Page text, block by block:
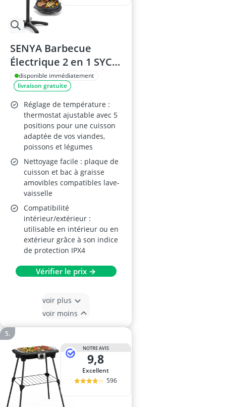
SENYA Barbecue
Électrique 2 en 1 SYCK-
G043
disponible immédiatement
livraison gratuite
Réglage de température :
thermostat ajustable avec 5
positions pour une cuisson
adaptée de vos viandes,
poissons et légumes
Nettoyage facile : plaque de
cuisson et bac à graisse
amovibles compatibles lave-
vaisselle
Compatibilité
intérieur/extérieur :
utilisable en intérieur ou en
extérieur grâce à son indice
de protection IPX4
Vérifier le prix →
voir plus
voir moins
NOTRE AVIS
9,8
Excellent
596